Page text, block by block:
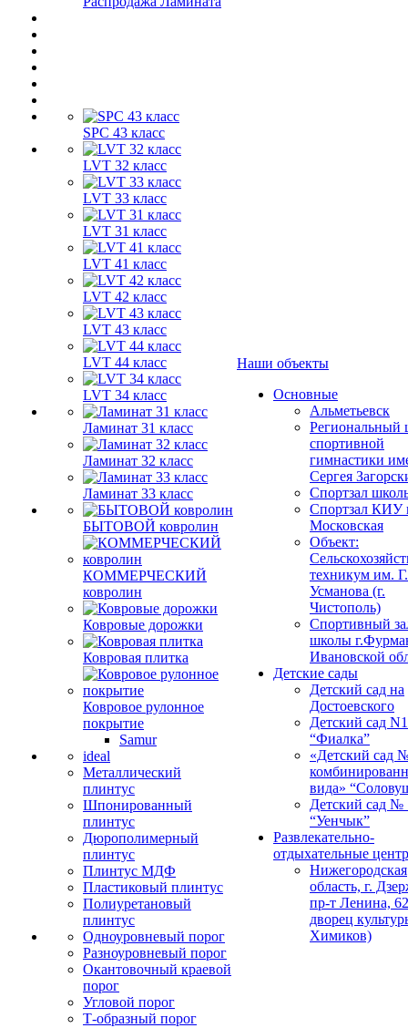
SPC 43 класс
LVT 32 класс
LVT 33 класс
LVT 31 класс
LVT 41 класс
LVT 42 класс
LVT 43 класс
LVT 44 класс
LVT 34 класс
Ламинат 31 класс
Ламинат 32 класс
Ламинат 33 класс
БЫТОВОЙ ковролин
КОММЕРЧЕСКИЙ
ковролин
Ковровые дорожки
Ковровая плитка
Ковровое рулонное
покрытие
Samur
ideal
Металлический
плинтус
Шпонированный
плинтус
Дюрополимерный
плинтус
Плинтус МДФ
Пластиковый плинтус
Полиуретановый
плинтус
Одноуровневый порог
Разноуровневый порог
Окантовочный краевой
порог
Угловой порог
Т-образный порог
Наши объекты
Основные
Альметьевск
Региональный
спортивной
гимнастики
Сергея
Спортзал
Спортзал КИУ
Московская
Объект:
техникум им.
Усманова (г.
Чистополь)
Спортивный
школы
Ивановской
Детские сады
Детский сад на
Достоевского
Детский сад
“Фиалка”
«Детский сад
вида»
Детский сад №
“Уенчык”
Развлекательно-
отдыхательные
Нижегородская
область, г.
пр-т Ленина,
дворец
Химиков)